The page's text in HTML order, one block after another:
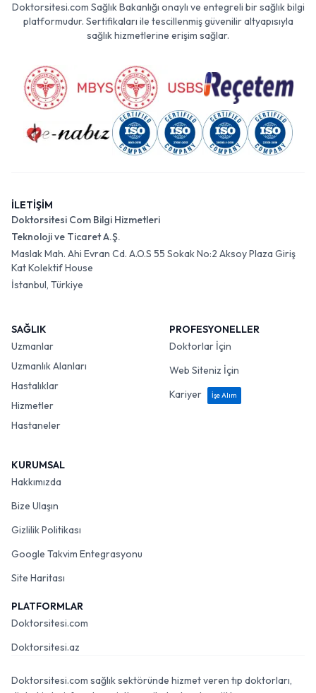
Doktorsitesi.com Sağlık Bakanlığı onaylı ve entegreli bir sağlık bilgi
platformudur. Sertifikaları ile tescillenmiş güvenilir altyapısıyla
sağlık hizmetlerine erişim sağlar.
İLETİŞİM
Doktorsitesi Com Bilgi Hizmetleri
Teknoloji ve Ticaret A.Ş.
Maslak Mah. Ahi Evran Cd. A.O.S 55 Sokak No:2 Aksoy Plaza Giriş
Kat Kolektif House
İstanbul, Türkiye
SAĞLIK
Uzmanlar
Uzmanlık Alanları
Hastalıklar
Hizmetler
Hastaneler
PROFESYONELLER
Doktorlar İçin
Web Siteniz İçin
Kariyer
İşe Alım
KURUMSAL
Hakkımızda
Bize Ulaşın
Gizlilik Politikası
Google Takvim Entegrasyonu
Site Haritası
PLATFORMLAR
Doktorsitesi.com
Doktorsitesi.az
Doktorsitesi.com sağlık sektöründe hizmet veren tıp doktorları,